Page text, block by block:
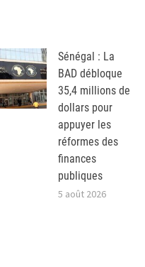
Sénégal : La
BAD débloque
35,4 millions de
dollars pour
appuyer les
réformes des
finances
publiques
5 août 2026